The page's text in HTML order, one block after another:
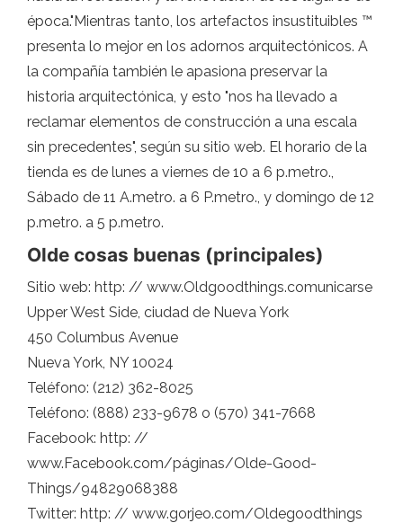
época."Mientras tanto, los artefactos insustituibles ™
presenta lo mejor en los adornos arquitectónicos. A
la compañía también le apasiona preservar la
historia arquitectónica, y esto "nos ha llevado a
reclamar elementos de construcción a una escala
sin precedentes", según su sitio web. El horario de la
tienda es de lunes a viernes de 10 a 6 p.metro.,
Sábado de 11 A.metro. a 6 P.metro., y domingo de 12
p.metro. a 5 p.metro.
Olde cosas buenas (principales)
Sitio web: http: // www.Oldgoodthings.comunicarse
Upper West Side, ciudad de Nueva York
450 Columbus Avenue
Nueva York, NY 10024
Teléfono: (212) 362-8025
Teléfono: (888) 233-9678 o (570) 341-7668
Facebook: http: //
www.Facebook.com/páginas/Olde-Good-
Things/94829068388
Twitter: http: // www.gorjeo.com/Oldegoodthings